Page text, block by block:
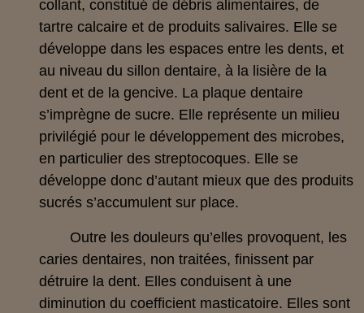
collant, constitué de débris alimentaires, de
tartre calcaire et de produits salivaires. Elle se
développe dans les espaces entre les dents, et
au niveau du sillon dentaire, à la lisière de la
dent et de la gencive. La plaque dentaire
s’imprègne de sucre. Elle représente un milieu
privilégié pour le développement des microbes,
en particulier des streptocoques. Elle se
développe donc d’autant mieux que des produits
sucrés s’accumulent sur place.
Outre les douleurs qu’elles provoquent, les
caries dentaires, non traitées, finissent par
détruire la dent. Elles conduisent à une
diminution du coefficient masticatoire. Elles sont